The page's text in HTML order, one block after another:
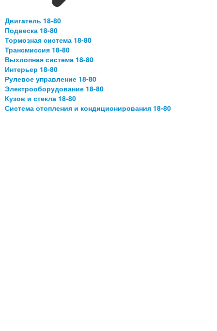
Двигатель 18-80
Подвеска 18-80
Тормозная система 18-80
Трансмиссия 18-80
Выхлопная система 18-80
Интерьер 18-80
Рулевое управление 18-80
Электрооборудование 18-80
Кузов и стекла 18-80
Система отопления и кондиционирования 18-80